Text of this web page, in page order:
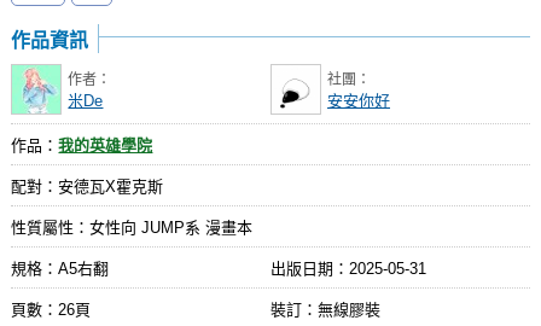
作品資訊
作者：
米De
社團：
安安你好
作品：我的英雄學院
配對：安德瓦X霍克斯
性質屬性：女性向 JUMP系 漫畫本
規格：A5右翻 出版日期： 2025-05-31
頁數：26頁 裝訂：無線膠裝